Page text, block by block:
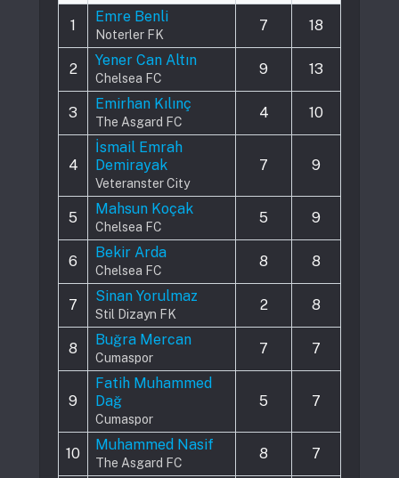
1
Emre Benli
Noterler FK
7 18
2
Yener Can Altın
Chelsea FC
9 13
3
Emirhan Kılınç
The Asgard FC
4 10
4
İsmail Emrah
Demirayak
Veteranster City
7 9
5
Mahsun Koçak
Chelsea FC
5 9
6
Bekir Arda
Chelsea FC
8 8
7
Sinan Yorulmaz
Stil Dizayn FK
2 8
8
Buğra Mercan
Cumaspor
7 7
9
Fatih Muhammed
Dağ
Cumaspor
5 7
10
Muhammed Nasif
The Asgard FC
8 7